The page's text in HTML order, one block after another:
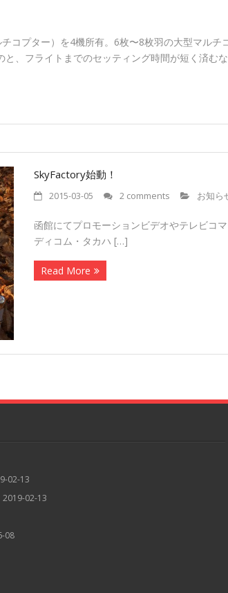
コプター）を4機所有。6枚〜8枚羽の大型マル
、フライトまでのセッティング時間が短く済むな
SkyFactory始動！
2015-03-05 2 comments お知ら
函館にてプロモーションビデオやテレビコ
ディコム・タカハ […]
Read More
02-13
2019-02-13
08